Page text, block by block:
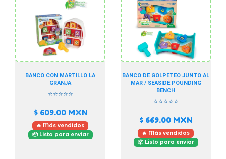
BANCO CON MARTILLO LA
GRANJA
⭐⭐⭐⭐⭐
$ 609.00MXN
🔥 Más vendidos
📦 Listo para enviar
BANCO DE GOLPETEO JUNTO AL
MAR / SEASIDE POUNDING
BENCH
⭐⭐⭐⭐⭐
$ 669.00 MXN
🔥 Más vendidos
📦 Listo para enviar